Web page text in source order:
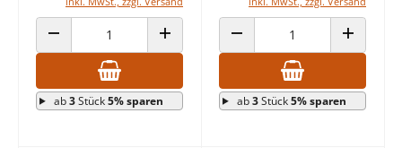
ANZAHL VERRINGERN ANZAHL ERHÖHEN
ab3Stück5% sparen
ANZAHL VERRINGERN ANZAHL
ab3Stück5% sparen